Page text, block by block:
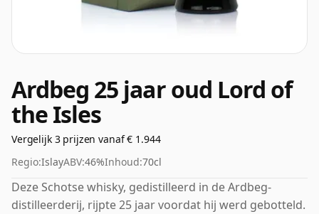
Ardbeg 25 jaar oud Lord of
the Isles
Vergelijk 3 prijzen vanaf € 1.944
Regio:IslayABV:46%Inhoud:70cl
Deze Schotse whisky, gedistilleerd in de Ardbeg-
distilleerderij, rijpte 25 jaar voordat hij werd gebotteld.